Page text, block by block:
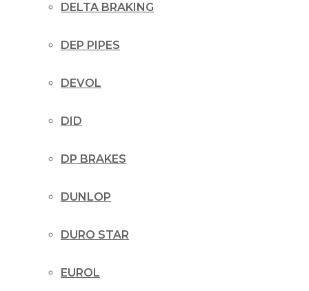
DELTA BRAKING
DEP PIPES
DEVOL
DID
DP BRAKES
DUNLOP
DURO STAR
EUROL